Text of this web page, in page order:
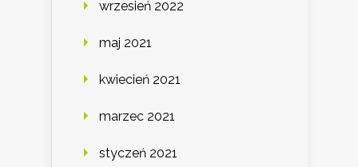
wrzesień 2022
maj 2021
kwiecień 2021
marzec 2021
styczeń 2021